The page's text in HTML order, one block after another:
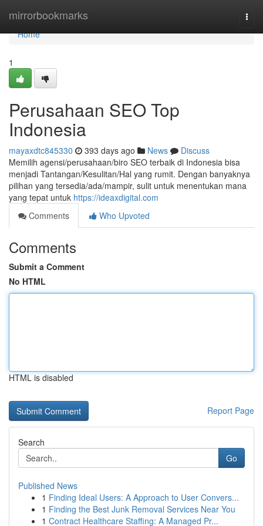
mirrorbookmarks
Home
Home
1
Perusahaan SEO Top
Indonesia
mayaxdtc845330 393 days ago News
Discuss
Memilih agensi/perusahaan/biro SEO terbaik di Indonesia bisa
menjadi Tantangan/Kesulitan/Hal yang rumit. Dengan banyaknya
pilihan yang tersedia/ada/mampir, sulit untuk menentukan mana
yang tepat untuk https://ideaxdigital.com
Comments
Who Upvoted
Comments
Submit a Comment
No HTML
HTML is disabled
Report Page
Search
Go
Published News
1 Finding Ideal Users: A Approach to User Convers...
1 Finding the Best Junk Removal Services Near You
1 Contract Healthcare Staffing: A Managed Pr...